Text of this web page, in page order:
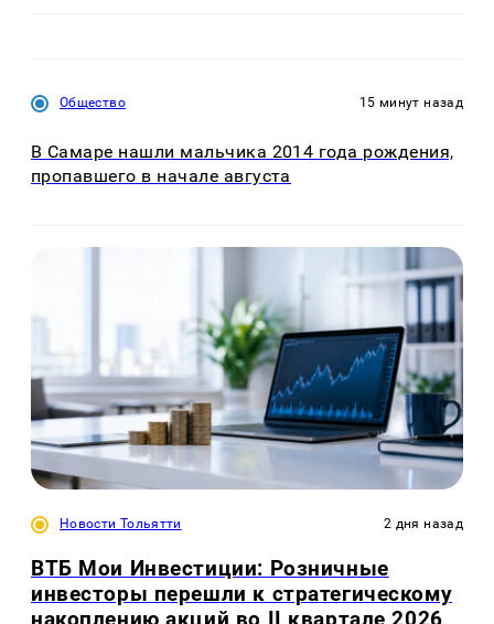
Общество 15 минут назад
В Самаре нашли мальчика 2014 года рождения,
пропавшего в начале августа
Новости Тольятти 2 дня назад
ВТБ Мои Инвестиции: Розничные
инвесторы перешли к стратегическому
накоплению акций во II квартале 2026